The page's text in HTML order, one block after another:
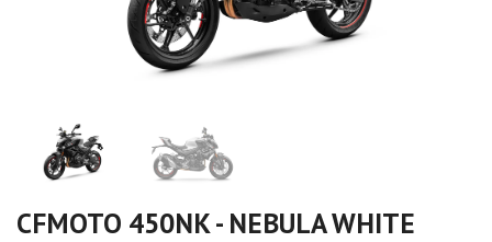
CFMOTO 450NK - NEBULA WHITE